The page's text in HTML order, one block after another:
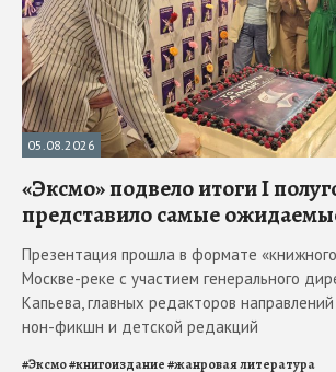
05.08.2026
«Эксмо» подвело итоги I
представило самые
Презентация прошла в формате
Москве-реке с участием генерального
Капьева, главных редакторов
нон-фикшн и детской редакций
#Эксмо#книгоиздание#жанровая литература